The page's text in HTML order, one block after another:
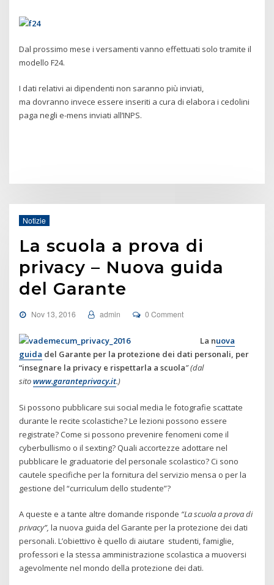
Dal prossimo mese i versamenti vanno effettuati solo tramite il
modello F24.
I dati relativi ai dipendenti non saranno più inviati,
ma dovranno invece essere inseriti a cura di elabora i cedolini
paga negli e-mens inviati all’INPS.
Notizie
La scuola a prova di
privacy – Nuova guida
del Garante
Nov 13, 2016 admin 0 Comment
La nuova
guida del Garante per la protezione dei dati personali, per
“insegnare la privacy e rispettarla a scuola” (dal
sitowww.garanteprivacy.it.)
Si possono pubblicare sui social media le fotografie scattate
durante le recite scolastiche? Le lezioni possono essere
registrate? Come si possono prevenire fenomeni come il
cyberbullismo o il sexting? Quali accortezze adottare nel
pubblicare le graduatorie del personale scolastico? Ci sono
cautele specifiche per la fornitura del servizio mensa o per la
gestione del “curriculum dello studente”?
A queste e a tante altre domande risponde “La scuola a prova di
privacy”, la nuova guida del Garante per la protezione dei dati
personali. L’obiettivo è quello di aiutare studenti, famiglie,
professori e la stessa amministrazione scolastica a muoversi
agevolmente nel mondo della protezione dei dati.